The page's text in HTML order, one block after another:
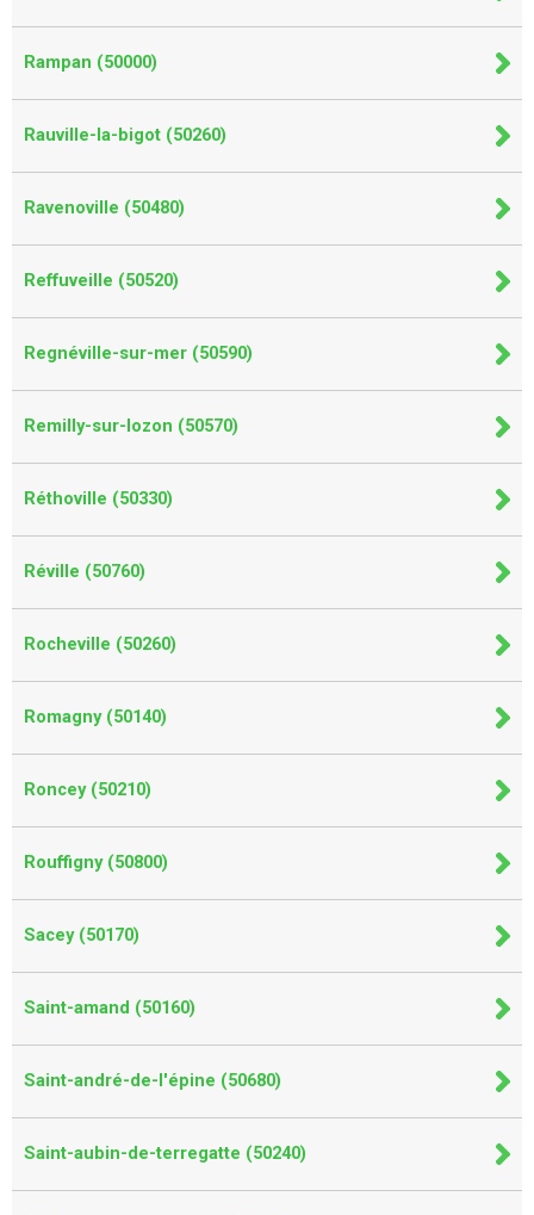
Rampan (50000)
Rauville-la-bigot (50260)
Ravenoville (50480)
Reffuveille (50520)
Regnéville-sur-mer (50590)
Remilly-sur-lozon (50570)
Réthoville (50330)
Réville (50760)
Rocheville (50260)
Romagny (50140)
Roncey (50210)
Rouffigny (50800)
Sacey (50170)
Saint-amand (50160)
Saint-andré-de-l'épine (50680)
Saint-aubin-de-terregatte (50240)